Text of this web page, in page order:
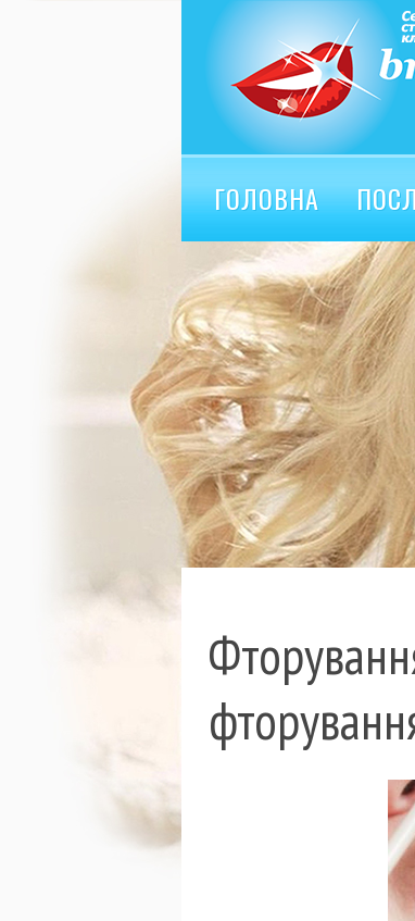
ГОЛОВНА
ВІДГУКИ